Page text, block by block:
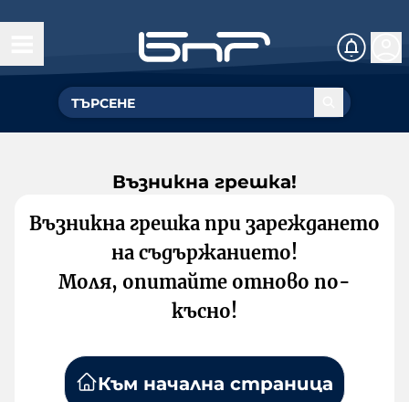
Възникна грешка!
Възникна грешка при зареждането
на съдържанието!
Моля, опитайте отново по-
късно!
Към начална страница